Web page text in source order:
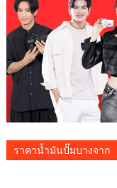
ราคาน้ำมันปั๊มบางจาก